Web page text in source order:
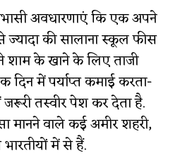
अवधारणाएं कि एक अपने
की सालाना स्कूल फीस
के खाने के लिए ताजी
में पर्याप्त कमाई करता-
तस्वीर पेश कर देता है.
मानने वाले कई अमीर शहरी,
में से हैं.